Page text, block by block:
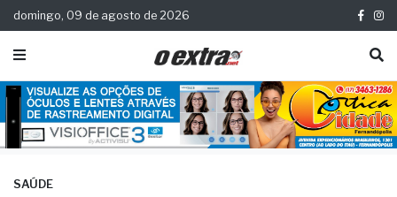
domingo, 09 de agosto de 2026
SAÚDE